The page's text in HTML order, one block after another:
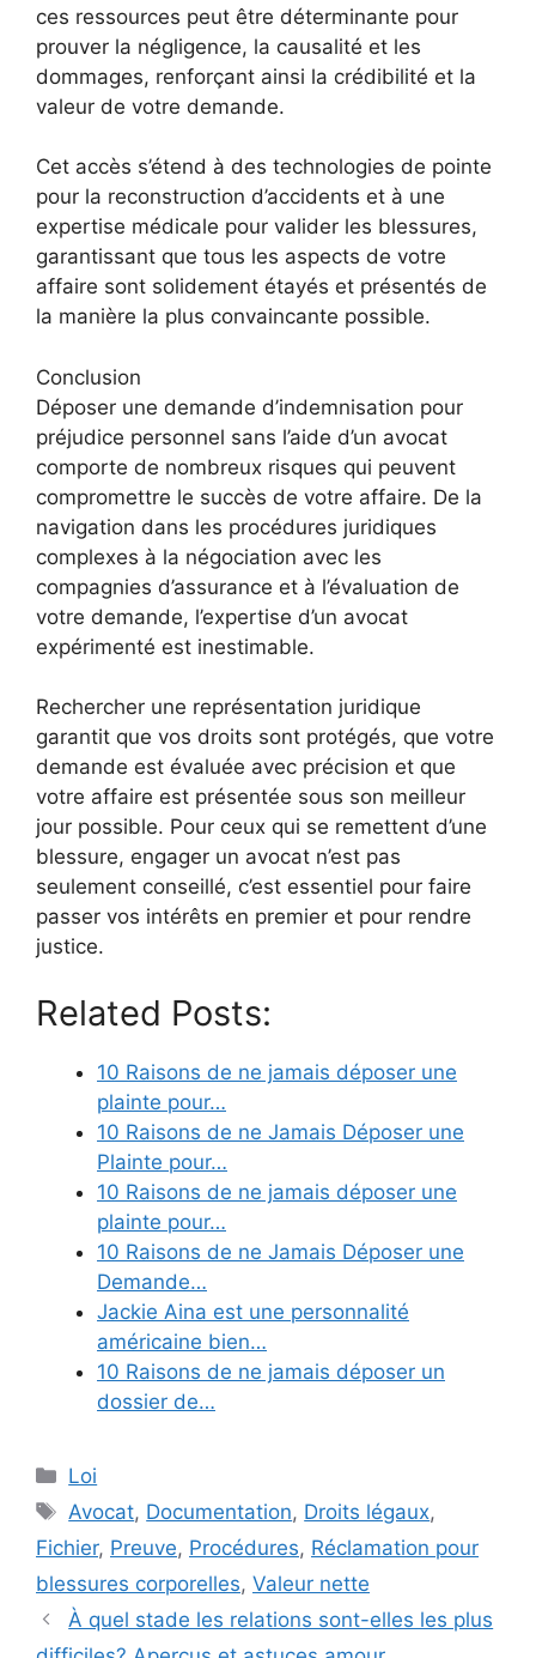
ces ressources peut être déterminante pour
prouver la négligence, la causalité et les
dommages, renforçant ainsi la crédibilité et la
valeur de votre demande.
Cet accès s’étend à des technologies de pointe
pour la reconstruction d’accidents et à une
expertise médicale pour valider les blessures,
garantissant que tous les aspects de votre
affaire sont solidement étayés et présentés de
la manière la plus convaincante possible.
Conclusion
Déposer une demande d’indemnisation pour
préjudice personnel sans l’aide d’un avocat
comporte de nombreux risques qui peuvent
compromettre le succès de votre affaire. De la
navigation dans les procédures juridiques
complexes à la négociation avec les
compagnies d’assurance et à l’évaluation de
votre demande, l’expertise d’un avocat
expérimenté est inestimable.
Rechercher une représentation juridique
garantit que vos droits sont protégés, que votre
demande est évaluée avec précision et que
votre affaire est présentée sous son meilleur
jour possible. Pour ceux qui se remettent d’une
blessure, engager un avocat n’est pas
seulement conseillé, c’est essentiel pour faire
passer vos intérêts en premier et pour rendre
justice.
Related Posts:
10 Raisons de ne jamais déposer une
plainte pour…
10 Raisons de ne Jamais Déposer une
Plainte pour…
10 Raisons de ne jamais déposer une
plainte pour…
10 Raisons de ne Jamais Déposer une
Demande…
Jackie Aina est une personnalité
américaine bien…
10 Raisons de ne jamais déposer un
dossier de…
Categories
Loi
Tags
Avocat, Documentation, Droits légaux,
Fichier, Preuve, Procédures, Réclamation pour
blessures corporelles, Valeur nette
À quel stade les relations sont-elles les plus